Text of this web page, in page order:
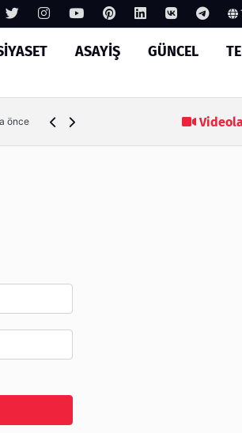
ASAYIŞ GÜNCEL
önce Ambalaj Süreçlerinde Yeni Nesil